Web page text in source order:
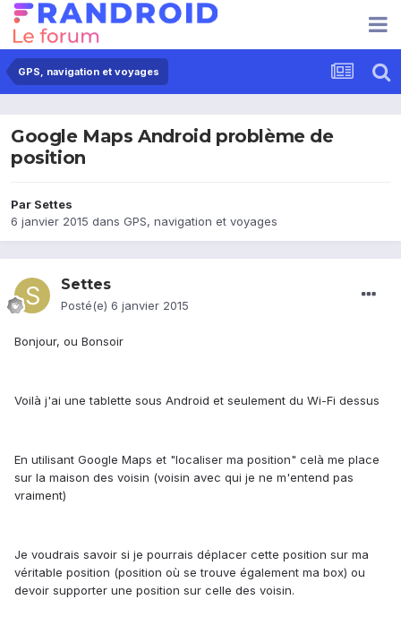
GPS, navigation et voyages
Google Maps Android problème de
position
Par Settes
6 janvier 2015 dans GPS, navigation et voyages
Settes
Posté(e) 6 janvier 2015
Bonjour, ou Bonsoir
Voilà j'ai une tablette sous Android et seulement du Wi-Fi dessus
En utilisant Google Maps et "localiser ma position" celà me place
sur la maison des voisin (voisin avec qui je ne m'entend pas
vraiment)
Je voudrais savoir si je pourrais déplacer cette position sur ma
véritable position (position où se trouve également ma box) ou
devoir supporter une position sur celle des voisin.